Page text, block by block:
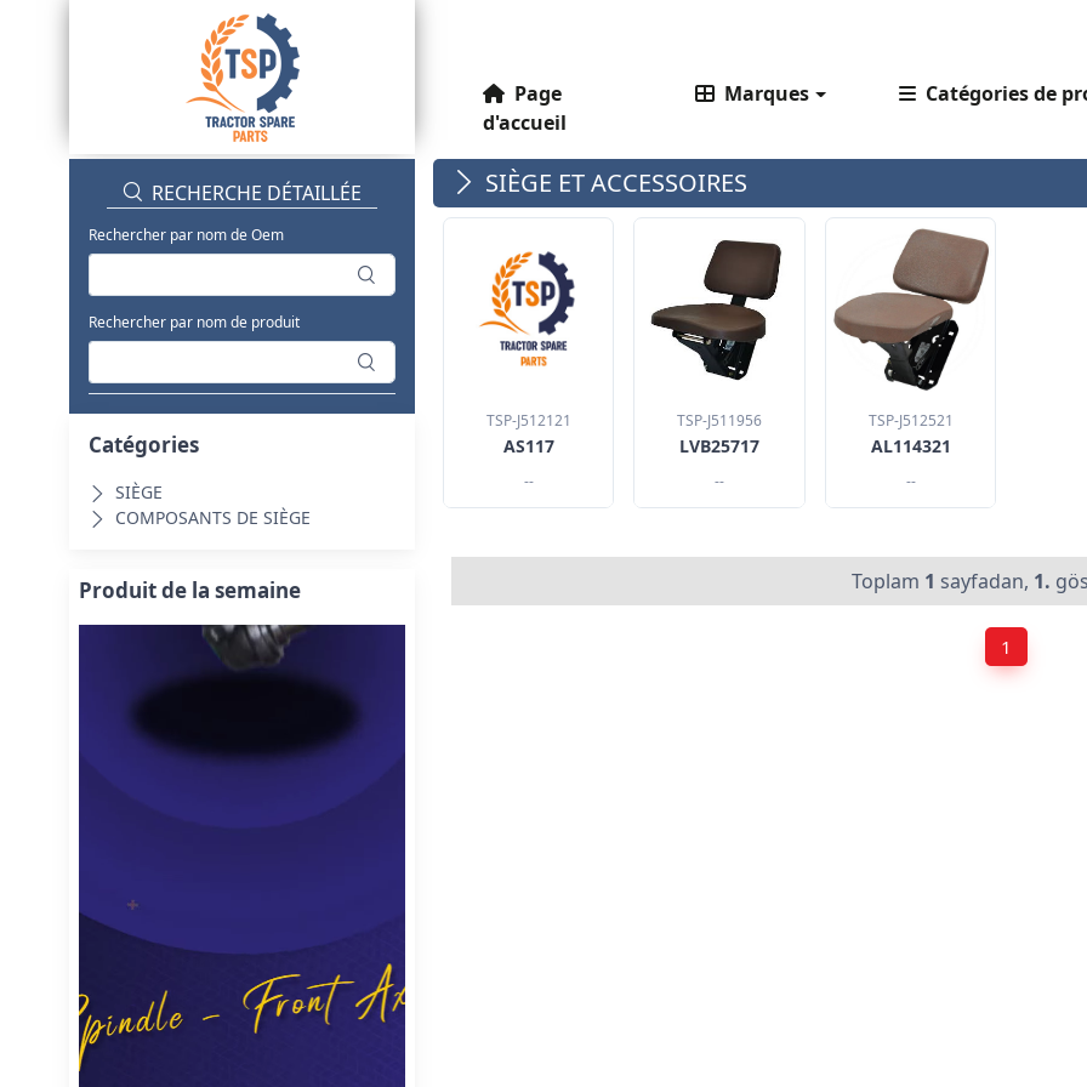
Page
d'accueil
Marques
Catégories de
RECHERCHE DÉTAILLÉE
Rechercher par nom de Oem
Rechercher par nom de produit
Catégories
SIÈGE
COMPOSANTS DE SIÈGE
Produit de la semaine
SIÈGE ET ACCESSOIRES
TSP-J512121
AS117
--
TSP-J511956
LVB25717
--
TSP-J512521
AL114321
--
Toplam 1 sayfadan, 1.
1